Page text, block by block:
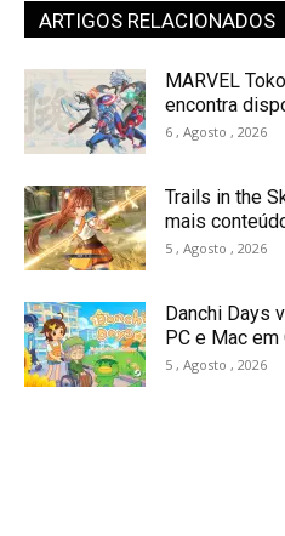
ARTIGOS RELACIONADOS
MARVEL
encontra
6 , Agosto , 2026
Trails in the
mais
5 , Agosto , 2026
Danchi Days
PC e Mac em
5 , Agosto , 2026